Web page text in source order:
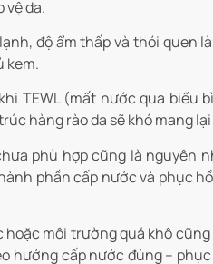
vệ da.
độ ẩm thấp và thói quen
kem.
TEWL (mất nước qua biểu
hàng rào da sẽ khó mang
phù hợp cũng là nguyên
phần cấp nước và phục
môi trường quá khô
hướng cấp nước đúng –